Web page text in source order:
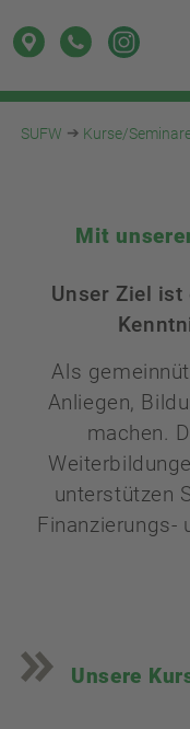
SUFW Kurse/
Mit
Unser Ziel ist
Als
Anliegen,
machen.
unterstützen
Finanzierungs-
Unsere